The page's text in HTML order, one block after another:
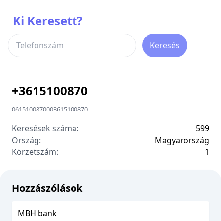
Ki Keresett?
Keresés
+3615100870
0615100870003615100870
Keresések száma:
599
Ország:
Magyarország
Körzetszám:
1
Hozzászólások
MBH bank